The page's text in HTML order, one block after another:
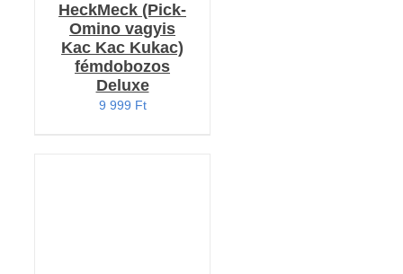
HeckMeck (Pick-
Omino vagyis
Kac Kac Kukac)
fémdobozos
Deluxe
9 999 Ft